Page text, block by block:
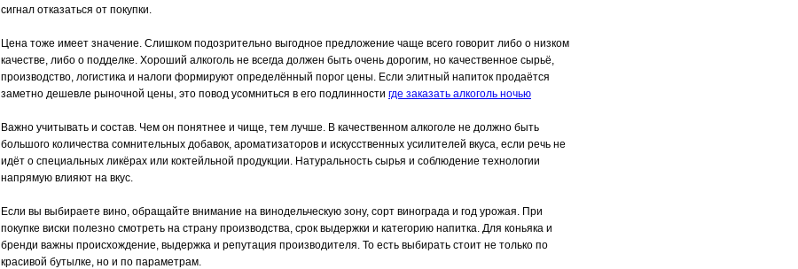
сигнал отказаться от покупки.
Цена тоже имеет значение. Слишком подозрительно выгодное предложение чаще всего говорит либо о низком
качестве, либо о подделке. Хороший алкоголь не всегда должен быть очень дорогим, но качественное сырьё,
производство, логистика и налоги формируют определённый порог цены. Если элитный напиток продаётся
заметно дешевле рыночной цены, это повод усомниться в его подлинности где заказать алкоголь ночью
Важно учитывать и состав. Чем он понятнее и чище, тем лучше. В качественном алкоголе не должно быть
большого количества сомнительных добавок, ароматизаторов и искусственных усилителей вкуса, если речь не
идёт о специальных ликёрах или коктейльной продукции. Натуральность сырья и соблюдение технологии
напрямую влияют на вкус.
Если вы выбираете вино, обращайте внимание на винодельческую зону, сорт винограда и год урожая. При
покупке виски полезно смотреть на страну производства, срок выдержки и категорию напитка. Для коньяка и
бренди важны происхождение, выдержка и репутация производителя. То есть выбирать стоит не только по
красивой бутылке, но и по параметрам.